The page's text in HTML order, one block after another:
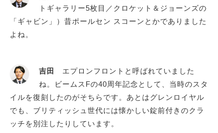
トギャラリー5枚目／クロケット＆ジョーンズの
「ギャビン」）昔ポールセン スコーンとかでありました
よね。
吉田
エプロンフロントと呼ばれていました
ね。ビームスFの40周年記念として、当時のスタ
イルを復刻したのがそちらです。あとはグレンロイヤル
でも、ブリティッシュ世代には懐かしい錠前付きのクラ
ッチを別注したりしています。